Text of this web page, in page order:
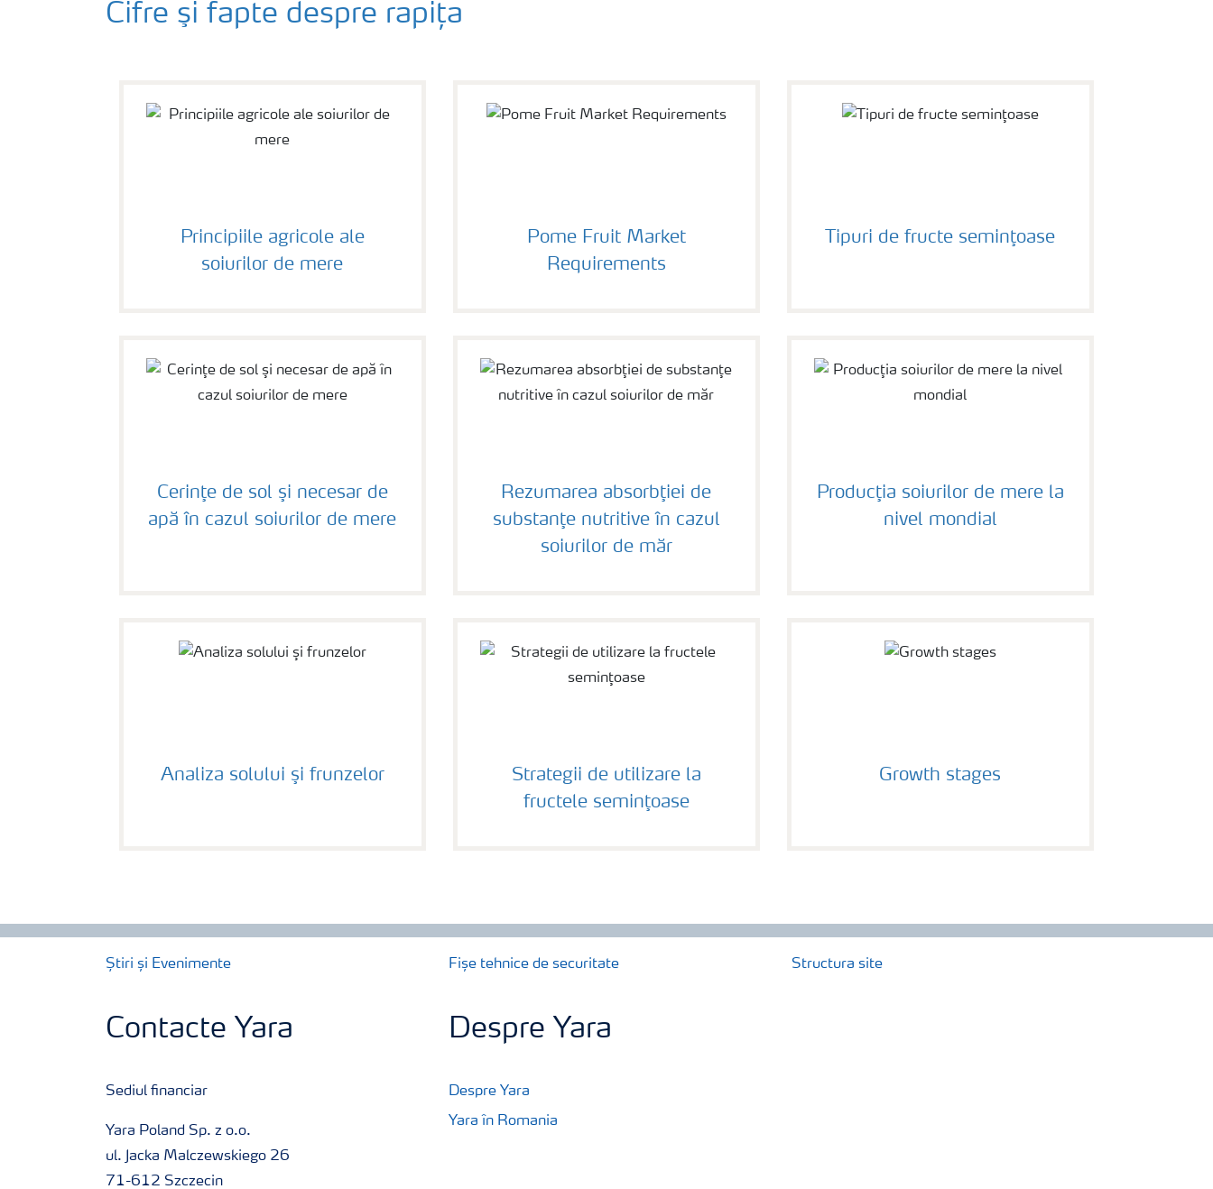
Cifre şi fapte despre rapița
Principiile agricole ale
soiurilor de mere
Pome Fruit Market
Requirements
Tipuri de fructe seminţoase
Cerinţe de sol şi necesar de
apă în cazul soiurilor de mere
Rezumarea absorbţiei de
substanţe nutritive în cazul
soiurilor de măr
Producţia soiurilor de mere la
nivel mondial
Analiza solului şi frunzelor
Strategii de utilizare la
fructele seminţoase
Growth stages
Știri și Evenimente Fișe tehnice de securitate Structura site
Contacte Yara
Sediul financiar
Yara Poland Sp. z o.o.
ul. Jacka Malczewskiego 26
71-612 Szczecin
Despre Yara
Despre Yara
Yara în Romania